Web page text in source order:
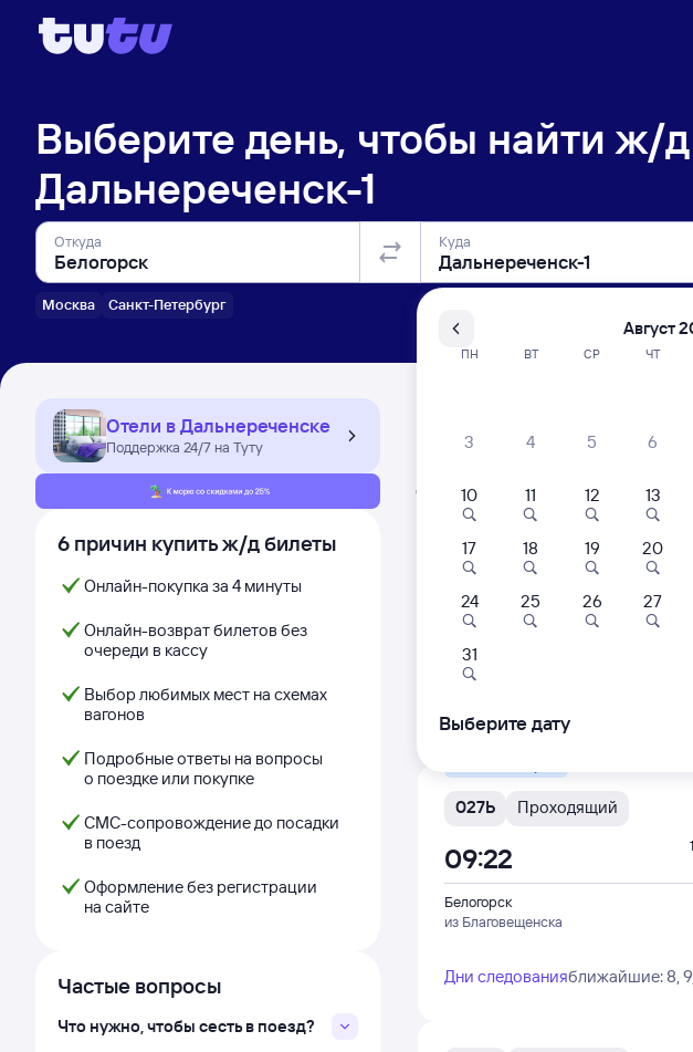
Выберите день, чтобы найти ж/д
Дальнереченск-1
Откуда
Москва Санкт-Петербург
Куда
Отели в Дальнереченске
Поддержка 24/7 на Туту
6 причин купить ж/д билеты
Онлайн-покупка за 4 минуты
Онлайн-возврат билетов без
очереди в кассу
Выбор любимых мест на схемах
вагонов
Подробные ответы на вопросы
о поездке или покупке
СМС-сопровождение до посадки
в поезд
Оформление без регистрации
на сайте
Частые вопросы
Что нужно, чтобы сесть в поезд?
Расписание поездов
Расписание поездов Дальнереченск-
Открыта продажа билетов на 5 ноября.
Фирменный
002Э Россия Проходящий
Белогорск
из Москвы Ярославской
04:08
Дни следованияближайшие: 8, 9,
027Ь Проходящий
Белогорск
из Благовещенска
09:22
Дни следованияближайшие: 8, 9,
Август
ПН ВТ СР ЧТ
3 4 5 6
10 11 12 13
17 18 19 20
24 25 26 27
31
Выберите дату